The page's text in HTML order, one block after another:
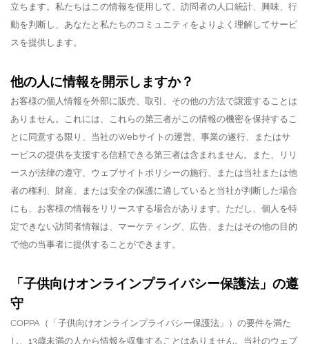
立ちます。 私たちはこの情報を使用して、訪問者の人口統計、興味、行
動を判断し、あなたと私たちのコミュニティをよりよく理解してサービ
スを提供します。
他の人に情報を開示しますか？
お客様の個人情報を外部に販売、取引、その他の方法で譲渡することは
ありません。
これには、これらの第三者がこの情報の機密を保持するこ
とに同意する限り、当社のWebサイトの運営、事業の遂行、またはサ
ービスの提供を支援する信頼できる第三者は含まれません。
また、リリ
ースが法律の遵守、ウェブサイトポリシーの施行、または当社または他
者の権利、財産、または安全の保護に適していると当社が判断した場合
にも、お客様の情報をリリースする場合があります。 ただし、個人を特
定できない訪問者情報は、マーケティング、広告、またはその他の目的
で他の当事者に提供することができます。
「子供向けオンラインプライバシー保護法」の遵
守
COPPA（「子供向けオンラインプライバシー保護法」）の要件を満た
し、13歳未満の人から情報を収集することはありません。 当社のウェブ